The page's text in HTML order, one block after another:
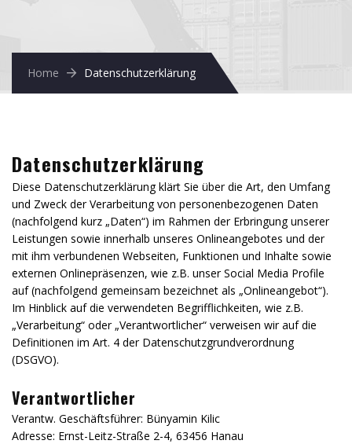
Home Datenschutzerklärung
Datenschutzerklärung
Diese Datenschutzerklärung klärt Sie über die Art, den Umfang
und Zweck der Verarbeitung von personenbezogenen Daten
(nachfolgend kurz „Daten“) im Rahmen der Erbringung unserer
Leistungen sowie innerhalb unseres Onlineangebotes und der
mit ihm verbundenen Webseiten, Funktionen und Inhalte sowie
externen Onlinepräsenzen, wie z.B. unser Social Media Profile
auf (nachfolgend gemeinsam bezeichnet als „Onlineangebot“).
Im Hinblick auf die verwendeten Begrifflichkeiten, wie z.B.
„Verarbeitung“ oder „Verantwortlicher“ verweisen wir auf die
Definitionen im Art. 4 der Datenschutzgrundverordnung
(DSGVO).
Verantwortlicher
Verantw. Geschäftsführer: Bünyamin Kilic
Adresse: Ernst-Leitz-Straße 2-4, 63456 Hanau